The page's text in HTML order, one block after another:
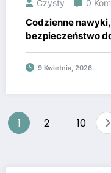
Czysty 0
Codzienne
bezpieczeństwo
9 Kwietnia, 2026
Nawigacja
1 2 10